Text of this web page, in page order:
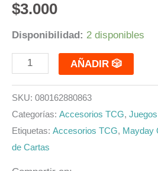
$3.000
Disponibilidad: 2 disponibles
AÑADIR 🎲
SKU: 080162880863
Categorías: Accesorios TCG,
Etiquetas: Accesorios TCG, Mayday
de Cartas